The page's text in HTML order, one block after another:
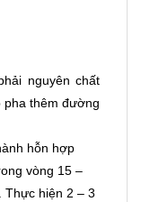
nguyên chất
pha thêm đường
hỗn hợp
vòng 15 –
Thực hiện 2 – 3